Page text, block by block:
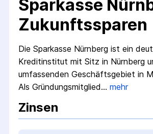
Sparkasse
Zukunftssparen
Die Sparkasse Nürnberg ist ein
Kreditinstitut mit Sitz in Nürnberg
umfassenden Geschäftsgebiet in
Als Gründungsmitglied… mehr
Zinsen